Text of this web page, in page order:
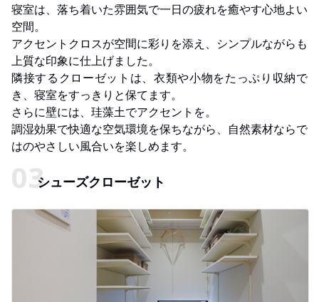
寝室は、落ち着いた雰囲気で一日の疲れを癒やす心地よい
空間。
アクセントクロスが空間に彩りを添え、シンプルながらも
上質な印象に仕上げました。
隣接するクローゼットは、衣類や小物をたっぷり収納で
き、寝室をすっきりと保てます。
さらに壁には、珪藻土でアクセントを。
調湿効果で快適な空気環境を保ちながら、自然素材ならで
はのやさしい風合いを楽しめます。
シューズクローゼット